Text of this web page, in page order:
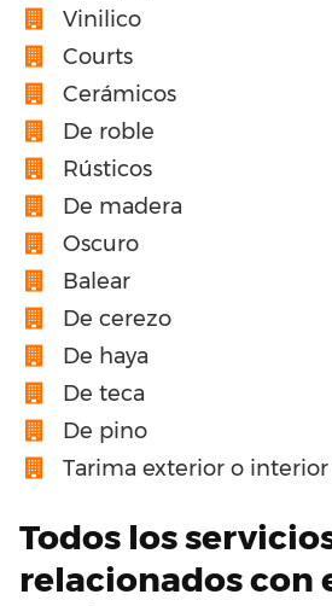
Vinilico
Courts
Cerámicos
De roble
Rústicos
De madera
Oscuro
Balear
De cerezo
De haya
De teca
De pino
Tarima exterior o
Todos los
relacionados con